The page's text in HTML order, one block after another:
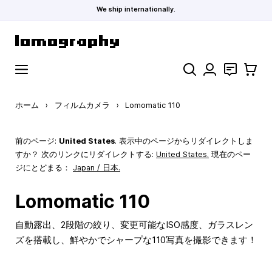
We ship internationally.
検索 お問い合わ
カート
ホーム › フィルムカメラ › Lomomatic 110
前のページ: United States. 表示中のページからリダイレクトしま
すか？ 次のリンクにリダイレクトする: United States. 現在のペー
ジにとどまる： Japan / 日本.
Lomomatic 110
自動露出、2段階の絞り、変更可能なISO感度、ガラスレン
ズを搭載し、鮮やかでシャープな110写真を撮影できます！